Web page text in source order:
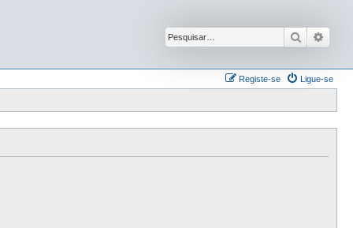
Pesquisar
Ligue-se
Registe-se